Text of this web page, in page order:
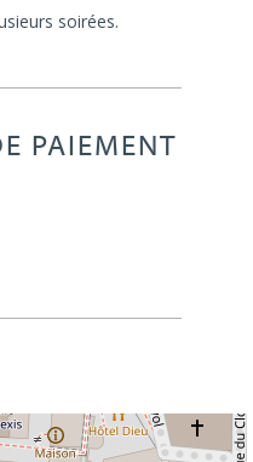
soirées.
PAIEMENT